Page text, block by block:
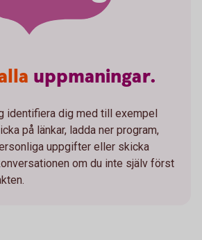
uppmaningar.
identifiera dig med till exempel
på länkar, ladda ner program,
uppgifter eller skicka
om du inte själv först